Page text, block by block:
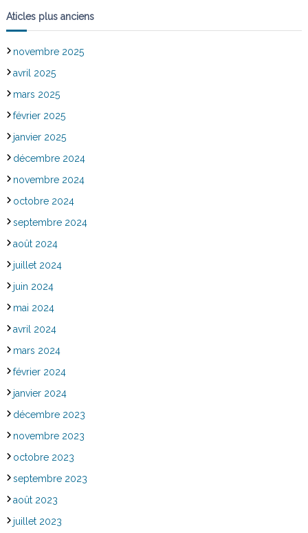
Aticles plus anciens
novembre 2025
avril 2025
mars 2025
février 2025
janvier 2025
décembre 2024
novembre 2024
octobre 2024
septembre 2024
août 2024
juillet 2024
juin 2024
mai 2024
avril 2024
mars 2024
février 2024
janvier 2024
décembre 2023
novembre 2023
octobre 2023
septembre 2023
août 2023
juillet 2023